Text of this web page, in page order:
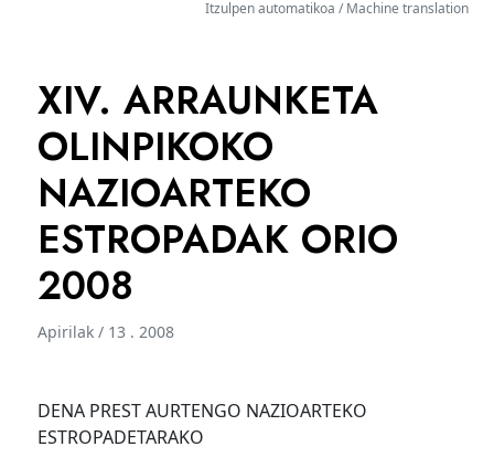
Itzulpen automatikoa / Machine translation
XIV. ARRAUNKETA
OLINPIKOKO
NAZIOARTEKO
ESTROPADAK ORIO
2008
Apirilak / 13 . 2008
DENA PREST AURTENGO NAZIOARTEKO
ESTROPADETARAKO